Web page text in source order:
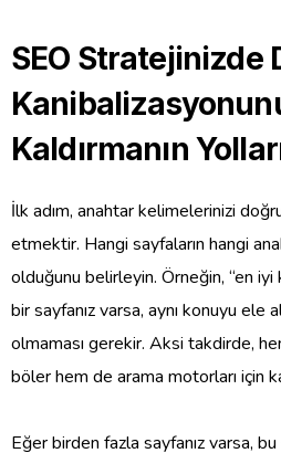
SEO Stratejinizde
Kaldırmanın
İlk adım, anahtar kelimelerinizi
etmektir. Hangi sayfaların hangi
olduğunu belirleyin. Örneğin, “en
bir sayfanız varsa, aynı konuyu ele
olmaması gerekir. Aksi takdirde,
böler hem de arama motorları için
Eğer birden fazla sayfanız varsa,